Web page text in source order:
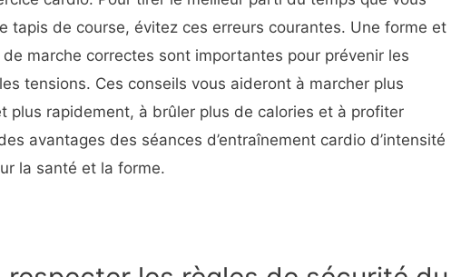
tapis de course, évitez ces erreurs courantes. Une forme et
marche correctes sont importantes pour prévenir les
tensions. Ces conseils vous aideront à marcher plus
plus rapidement, à brûler plus de calories et à profiter
avantages des séances d’entraînement cardio d’intensité
la santé et la forme.